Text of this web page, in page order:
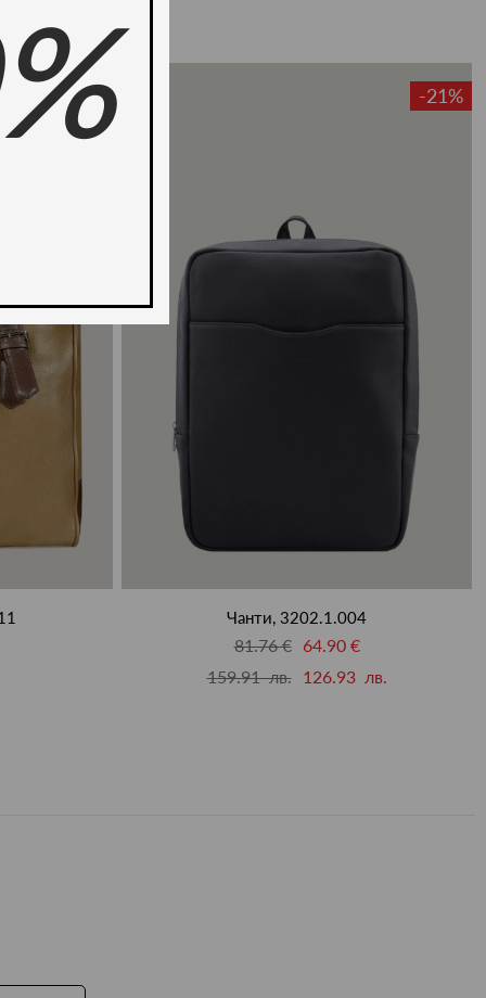
-21%
Чанти, 3202.1.004
81.76 €
64.90 €
159.91 лв.
126.93 лв.